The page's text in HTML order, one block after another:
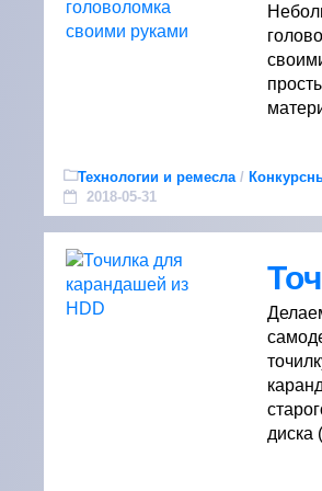
Технологии и ремесла/
2018-05-31
диска